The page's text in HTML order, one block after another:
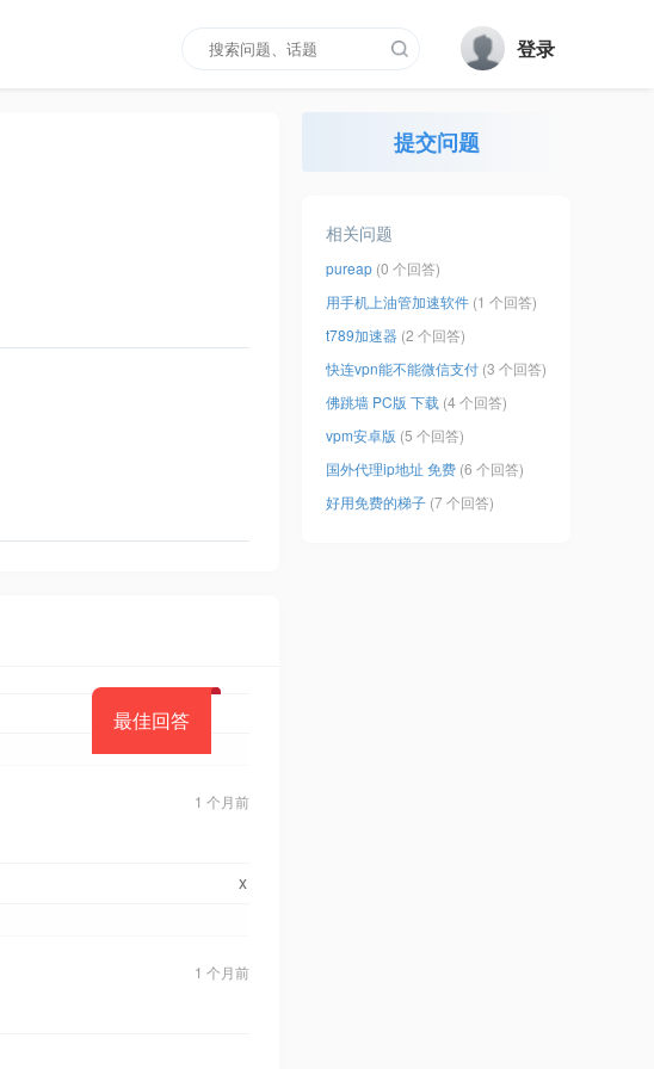
登录
最佳回答
1 个月前
x
1 个月前
提交问题
相关问题
pureap (0 个回答)
用手机上油管加速软件 (1 个回答)
t789加速器 (2 个回答)
快连vpn能不能微信支付 (3 个回答)
佛跳墙 PC版 下载 (4 个回答)
vpm安卓版 (5 个回答)
国外代理ip地址 免费 (6 个回答)
好用免费的梯子 (7 个回答)